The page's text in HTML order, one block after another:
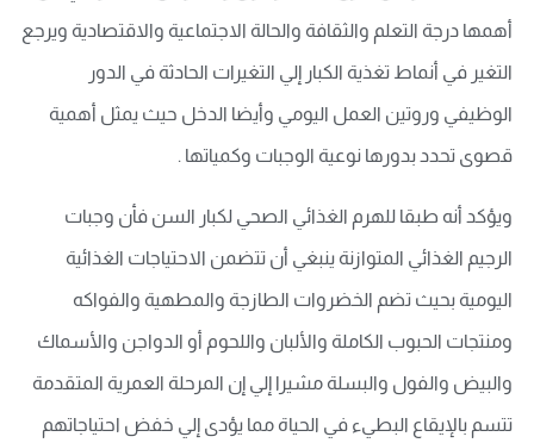
أهمها درجة التعلم والثقافة والحالة الاجتماعية والاقتصادية ويرجع
التغير في أنماط تغذية الكبار إلي التغيرات الحادثة في الدور
الوظيفي وروتين العمل اليومي وأيضا الدخل حيث يمثل أهمية
قصوى تحدد بدورها نوعية الوجبات وكمياتها .
ويؤكد أنه طبقا للهرم الغذائي الصحي لكبار السن فأن وجبات
الرجيم الغذائي المتوازنة ينبغي أن تتضمن الاحتياجات الغذائية
اليومية بحيث تضم الخضروات الطازجة والمطهية والفواكه
ومنتجات الحبوب الكاملة والألبان واللحوم أو الدواجن والأسماك
والبيض والفول والبسلة مشيرا إلي إن المرحلة العمرية المتقدمة
تتسم بالإيقاع البطيء في الحياة مما يؤدى إلي خفض احتياجاتهم